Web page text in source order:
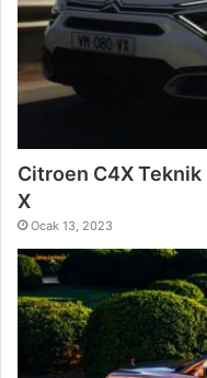
Citroen C4X Teknik
X
Ocak 13, 2023